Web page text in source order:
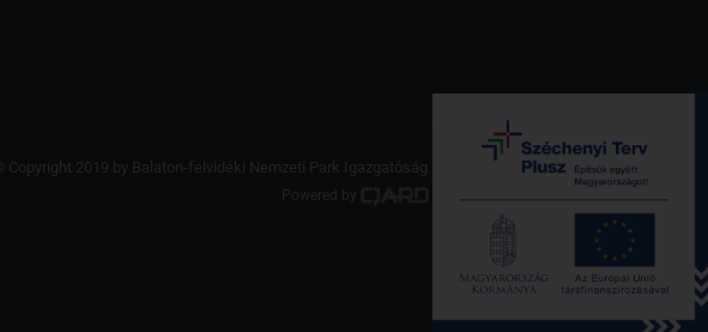
© Copyright 2019 by Balaton-felvidéki Nemzeti Park Igazgatóság. Minden jog fenntartva.
Powered by